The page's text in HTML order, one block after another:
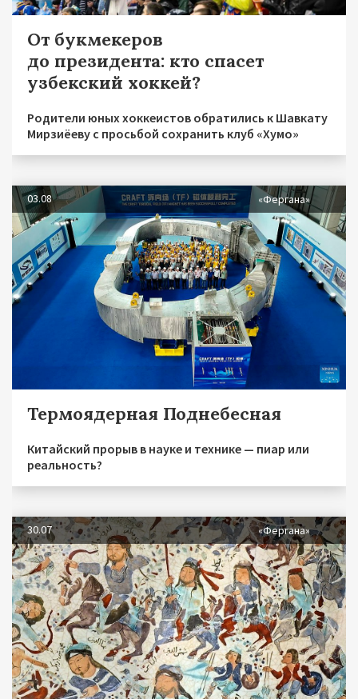
От букмекеров
до президента: кто спасет
узбекский хоккей?
Родители юных хоккеистов обратились к Шавкату
Мирзиёеву с просьбой сохранить клуб «Хумо»
03.08 «Фергана»
Термоядерная Поднебесная
Китайский прорыв в науке и технике — пиар или
реальность?
30.07 «Фергана»